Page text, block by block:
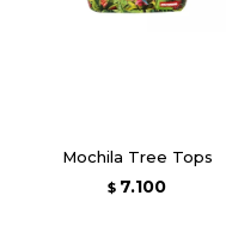
Mochila Tree Tops
$ 7.100